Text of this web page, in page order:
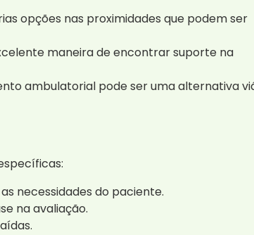
opções nas proximidades que podem ser
maneira de encontrar suporte na
ambulatorial pode ser uma alternativa
necessidades do paciente.
na avaliação.